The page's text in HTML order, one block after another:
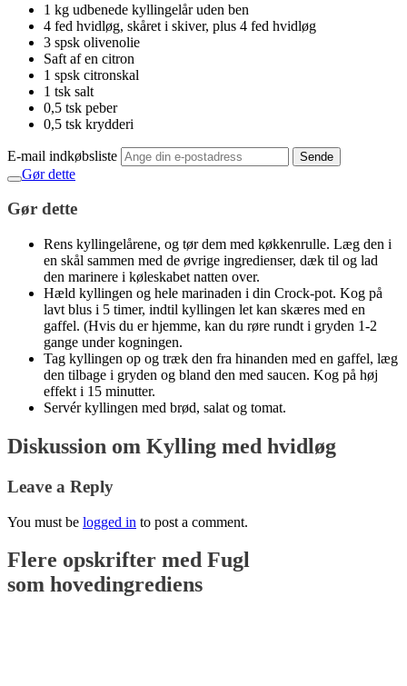
1 kg udbenede kyllingelår uden ben
4 fed hvidløg, skåret i skiver, plus 4 fed hvidløg
3 spsk olivenolie
Saft af en citron
1 spsk citronskal
1 tsk salt
0,5 tsk peber
0,5 tsk krydderi
E-mail indkøbsliste Sende
Gør dette
Gør dette
Rens kyllingelårene, og tør dem med køkkenrulle. Læg den i
en skål sammen med de øvrige ingredienser, dæk til og lad
den marinere i køleskabet natten over.
Hæld kyllingen og hele marinaden i din Crock-pot. Kog på
lavt blus i 5 timer, indtil kyllingen let kan skæres med en
gaffel. (Hvis du er hjemme, kan du røre rundt i gryden 1-2
gange under kogningen.
Tag kyllingen op og træk den fra hinanden med en gaffel, læg
den tilbage i gryden og bland den med saucen. Kog på høj
effekt i 15 minutter.
Servér kyllingen med brød, salat og tomat.
Diskussion om Kylling med hvidløg
Leave a Reply
You must be logged in to post a comment.
Flere opskrifter med Fugl
som hovedingrediens